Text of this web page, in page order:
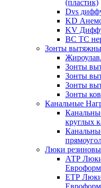
(пластик)
Dvs
KD
KV
ВС ТС
Зонты
Зонты
Зонты
Зонты
Зонты
Канальные
круглых
Люки
АТР
ЕТР